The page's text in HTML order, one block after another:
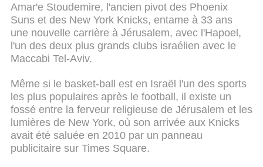
Amar'e Stoudemire, l'ancien pivot des Phoenix
Suns et des New York Knicks, entame à 33 ans
une nouvelle carrière à Jérusalem, avec l'Hapoel,
l'un des deux plus grands clubs israélien avec le
Maccabi Tel-Aviv.
Même si le basket-ball est en Israël l'un des sports
les plus populaires après le football, il existe un
fossé entre la ferveur religieuse de Jérusalem et les
lumières de New York, où son arrivée aux Knicks
avait été saluée en 2010 par un panneau
publicitaire sur Times Square.